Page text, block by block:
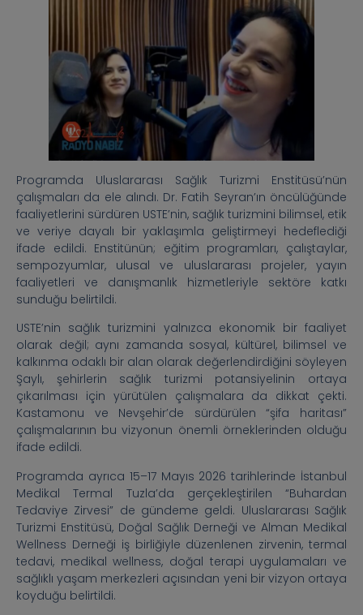
Programda Uluslararası Sağlık Turizmi Enstitüsü’nün
çalışmaları da ele alındı. Dr. Fatih Seyran’ın öncülüğünde
faaliyetlerini sürdüren USTE’nin, sağlık turizmini bilimsel, etik
ve veriye dayalı bir yaklaşımla geliştirmeyi hedeflediği
ifade edildi. Enstitünün; eğitim programları, çalıştaylar,
sempozyumlar, ulusal ve uluslararası projeler, yayın
faaliyetleri ve danışmanlık hizmetleriyle sektöre katkı
sunduğu belirtildi.
USTE’nin sağlık turizmini yalnızca ekonomik bir faaliyet
olarak değil; aynı zamanda sosyal, kültürel, bilimsel ve
kalkınma odaklı bir alan olarak değerlendirdiğini söyleyen
Şaylı, şehirlerin sağlık turizmi potansiyelinin ortaya
çıkarılması için yürütülen çalışmalara da dikkat çekti.
Kastamonu ve Nevşehir’de sürdürülen “şifa haritası”
çalışmalarının bu vizyonun önemli örneklerinden olduğu
ifade edildi.
Programda ayrıca 15–17 Mayıs 2026 tarihlerinde İstanbul
Medikal Termal Tuzla’da gerçekleştirilen “Buhardan
Tedaviye Zirvesi” de gündeme geldi. Uluslararası Sağlık
Turizmi Enstitüsü, Doğal Sağlık Derneği ve Alman Medikal
Wellness Derneği iş birliğiyle düzenlenen zirvenin, termal
tedavi, medikal wellness, doğal terapi uygulamaları ve
sağlıklı yaşam merkezleri açısından yeni bir vizyon ortaya
koyduğu belirtildi.